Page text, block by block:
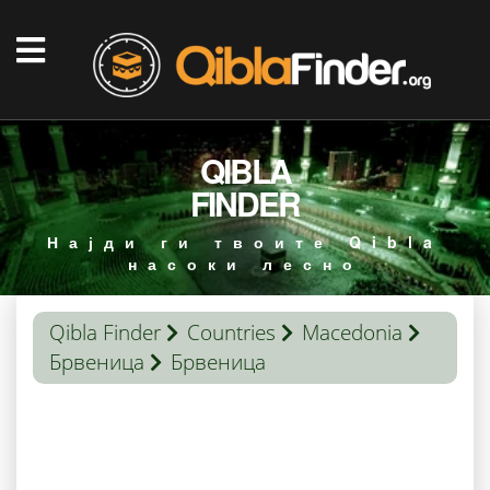
QIBLA
FINDER
Најди ги твоите Qibla
насоки лесно
Qibla Finder Countries
Macedonia
Брвеница
Брвеница